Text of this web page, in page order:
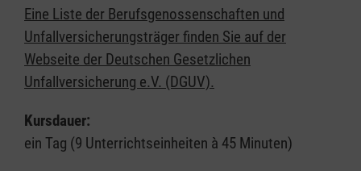
Eine Liste der Berufsgenossenschaften und
Unfallversicherungsträger finden Sie auf der
Webseite der Deutschen Gesetzlichen
Unfallversicherung e.V. (DGUV).
Kursdauer:
ein Tag (9 Unterrichtseinheiten à 45 Minuten)